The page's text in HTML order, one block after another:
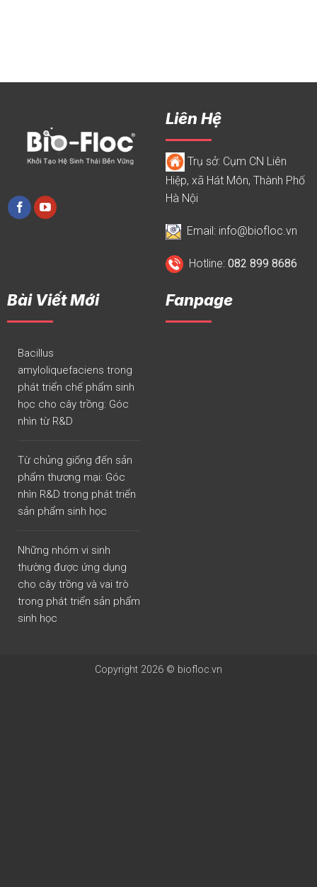
Liên Hệ
Trụ sở: Cụm CN Liên
Hiệp, xã Hát Môn, Thành Phố
Hà Nội
Email: info@biofloc.vn
Hotline: 082 899 8686
Bài Viết Mới
Bacillus
amyloliquefaciens trong
phát triển chế phẩm sinh
học cho cây trồng: Góc
nhìn từ R&D
Từ chủng giống đến sản
phẩm thương mại: Góc
nhìn R&D trong phát triển
sản phẩm sinh học
Những nhóm vi sinh
thường được ứng dụng
cho cây trồng và vai trò
trong phát triển sản phẩm
sinh học
Fanpage
Copyright 2026 © biofloc.vn